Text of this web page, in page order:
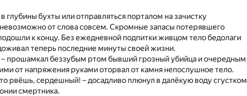
глубины бухты или отправляться порталом на зачистку
от слова совсем. Скромные запасы потерявшего
к концу. Без ежедневной подпитки живцом тело бедолаги
теперь последние минуты своей жизни.
– прошамкал беззубым ртом бывший грозный убийца и очередным
от напряжения руками оторвал от камня непослушное тело.
рвёшь, сердешный! – досадливо плюнул в далёкую воду сгустком
смертника.